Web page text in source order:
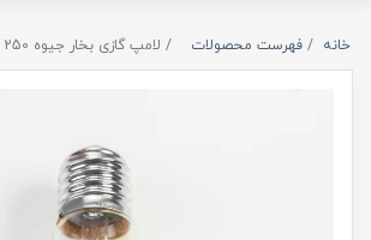
خانه فهرست محصولات لامپ گازی بخار جیوه 250 وات دونور